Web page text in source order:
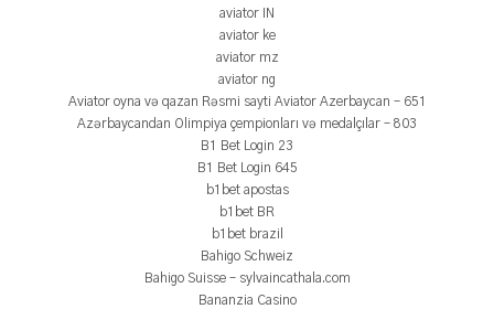
aviator IN
aviator ke
aviator mz
aviator ng
Aviator oyna və qazan Rəsmi sayti Aviator Azerbaycan – 651
Azərbaycandan Olimpiya çempionları və medalçılar – 803
B1 Bet Login 23
B1 Bet Login 645
b1bet apostas
b1bet BR
b1bet brazil
Bahigo Schweiz
Bahigo Suisse – sylvaincathala.com
Bananzia Casino